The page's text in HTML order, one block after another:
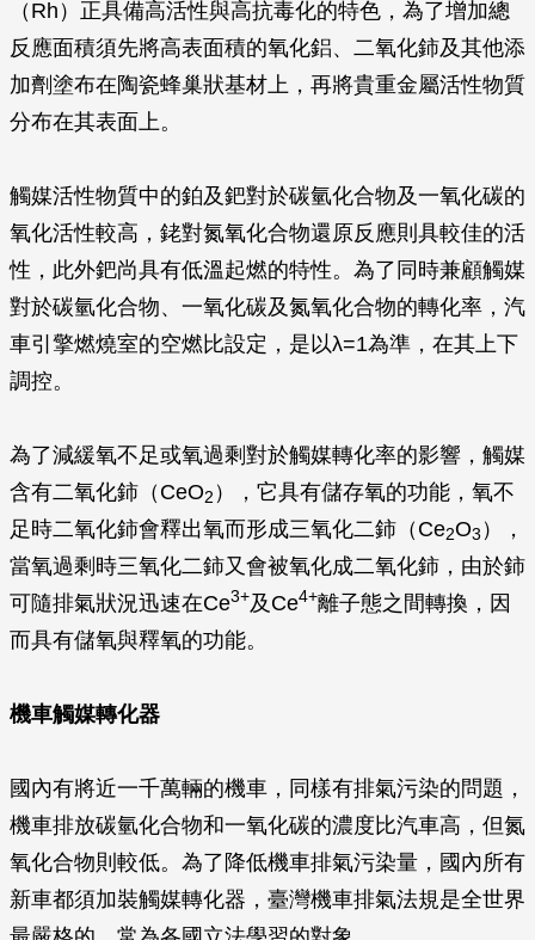
（Rh）正具備高活性與高抗毒化的特色，為了增加總
反應面積須先將高表面積的氧化鋁、二氧化鈰及其他添
加劑塗布在陶瓷蜂巢狀基材上，再將貴重金屬活性物質
分布在其表面上。
觸媒活性物質中的鉑及鈀對於碳氫化合物及一氧化碳的
氧化活性較高，銠對氮氧化合物還原反應則具較佳的活
性，此外鈀尚具有低溫起燃的特性。為了同時兼顧觸媒
對於碳氫化合物、一氧化碳及氮氧化合物的轉化率，汽
車引擎燃燒室的空燃比設定，是以λ=1為準，在其上下
調控。
為了減緩氧不足或氧過剩對於觸媒轉化率的影響，觸媒
含有二氧化鈰（CeO2 ），它具有儲存氧的功能，氧不
足時二氧化鈰會釋出氧而形成三氧化二鈰（Ce2O3 ），
當氧過剩時三氧化二鈰又會被氧化成二氧化鈰，由於鈰
可隨排氣狀況迅速在Ce3+及Ce4+離子態之間轉換，因
而具有儲氧與釋氧的功能。
機車觸媒轉化器
國內有將近一千萬輛的機車，同樣有排氣污染的問題，
機車排放碳氫化合物和一氧化碳的濃度比汽車高，但氮
氧化合物則較低。為了降低機車排氣污染量，國內所有
新車都須加裝觸媒轉化器，臺灣機車排氣法規是全世界